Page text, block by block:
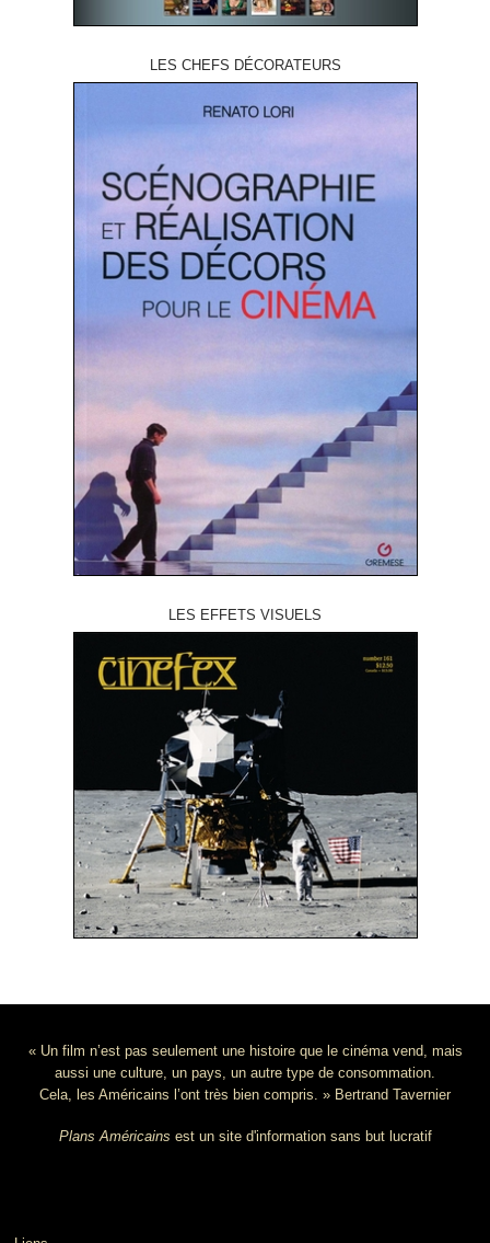
LES CHEFS DÉCORATEURS
LES EFFETS VISUELS
« Un film n’est pas seulement une histoire que le cinéma vend, mais
aussi une culture, un pays, un autre type de consommation.
Cela, les Américains l’ont très bien compris. » Bertrand Tavernier
Plans Américains est un site d'information sans but lucratif